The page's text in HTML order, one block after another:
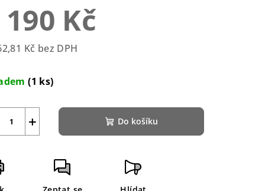
Kč
Kč bez DPH
(1 ks)
+ Do košíku